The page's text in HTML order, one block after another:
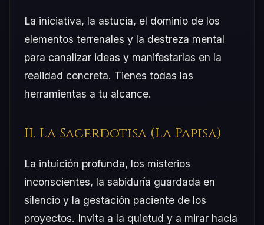
La iniciativa, la astucia, el dominio de los
elementos terrenales y la destreza mental
para canalizar ideas y manifestarlas en la
realidad concreta. Tienes todas las
herramientas a tu alcance.
II. La Sacerdotisa (La Papisa)
La intuición profunda, los misterios
inconscientes, la sabiduría guardada en
silencio y la gestación paciente de los
proyectos. Invita a la quietud y a mirar hacia